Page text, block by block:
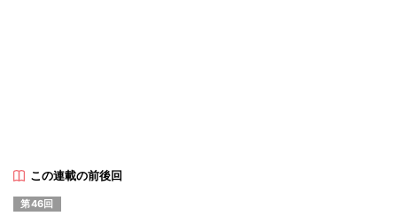
この連載の前後回
第46回